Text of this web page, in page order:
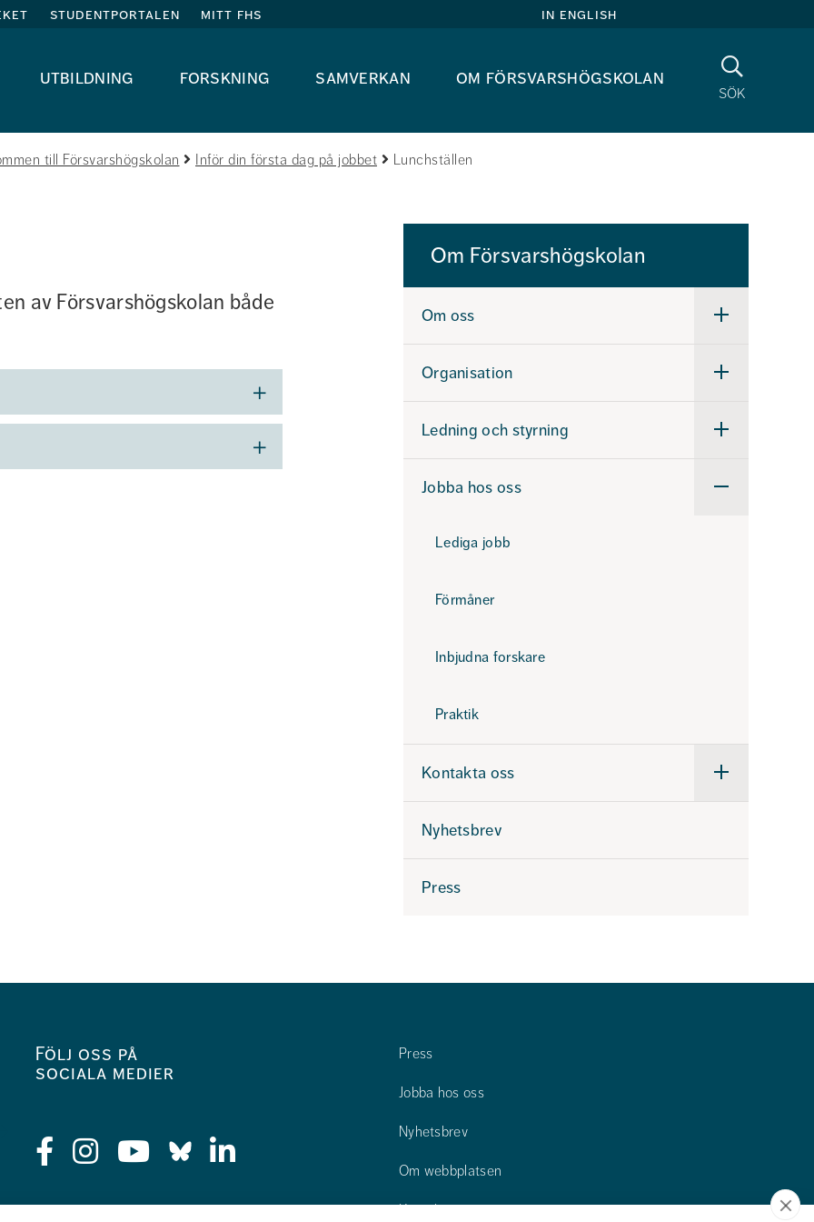
studentportalen mitt fhs in english
utbildning forskning samverkan om försvarshögskolan
sök
Sök
till Försvarshögskolan Inför din första dag på jobbet Lunchställen
av Försvarshögskolan både
Om Försvarshögskolan
Om oss
Undermeny
oss
Organisation
Undermeny
Ledning och styrning
Undermeny
styrning
Jobba hos oss
Lediga jobb
Förmåner
Inbjudna forskare
Praktik
Kontakta oss
Undermeny
Kontakta
Nyhetsbrev
Press
Följ oss på
sociala medier
Press
Jobba hos oss
Nyhetsbrev
Om webbplatsen
Kontakta oss